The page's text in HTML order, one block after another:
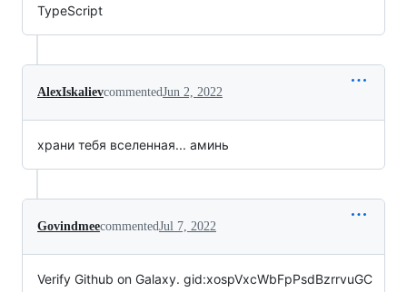
TypeScript
AlexIskalievcommentedJun 2, 2022
храни тебя вселенная... аминь
GovindmeecommentedJul 7, 2022
Verify Github on Galaxy. gid:xospVxcWbFpPsdBzrrvuGC